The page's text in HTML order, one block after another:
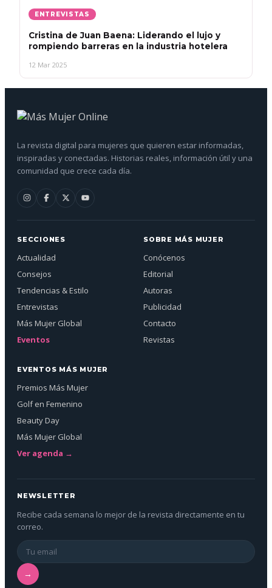
ENTREVISTAS
Cristina de Juan Baena: Liderando el lujo y
rompiendo barreras en la industria hotelera
12 Mar 2025
La revista digital para mujeres que quieren estar informadas,
inspiradas y conectadas. Historias reales, información útil y una
comunidad que crece cada día.
SECCIONES
Actualidad
Consejos
Tendencias & Estilo
Entrevistas
Más Mujer Global
Eventos
SOBRE MÁS MUJER
Conócenos
Editorial
Autoras
Publicidad
Contacto
Revistas
EVENTOS MÁS MUJER
Premios Más Mujer
Golf en Femenino
Beauty Day
Más Mujer Global
Ver agenda →
NEWSLETTER
Recibe cada semana lo mejor de la revista directamente en tu
correo.
→